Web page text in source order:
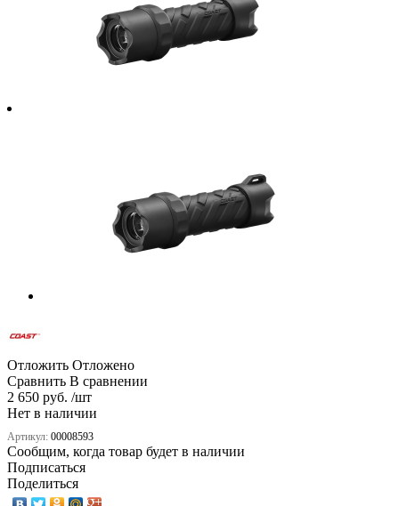
Отложить Отложено
Сравнить В сравнении
2 650 руб. /шт
Нет в наличии
Артикул: 00008593
Сообщим, когда товар будет в наличии
Подписаться
Поделиться